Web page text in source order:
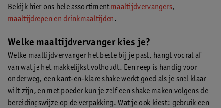
Bekijk hier ons hele assortiment maaltijdvervangers,
maaltijdrepen en drinkmaaltijden.
Welke maaltijdvervanger kies je?
Welke maaltijdvervanger het beste bij je past, hangt vooral af
van wat je het makkelijkst volhoudt. Een reep is handig voor
onderweg, een kant-en-klare shake werkt goed als je snel klaar
wilt zijn, en met poeder kun je zelf een shake maken volgens de
bereidingswijze op de verpakking. Wat je ook kiest: gebruik een